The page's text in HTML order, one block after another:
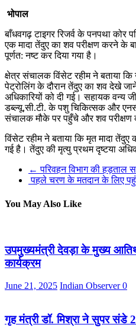
भोपाल
बाँधवगढ़ टाइगर रिजर्व के पनपथा कोर
एक मादा तेंदुए का शव परीक्षण करने
पूर्णत: नष्ट कर दिया गया है।
क्षेत्र संचालक विंसेट रहीम ने बताया कि
पेट्रोलिंग के दौरान तेंदुए का शव देखे
अधिकारियों को दी गई। सहायक वन्य
डब्ल्यू,सी.टी. के पशु चिकित्सक और
संचालक मौके पर पहुँचे और शव परीक्षण
विंसेट रहीम ने बताया कि मृत मादा
गई है। तेंदुए की मृत्यु प्रथम दृष्टया
← परिवहन विभाग की हड़ताल
पहले चरण के मतदान के लिए
You May Also Like
उपमुख्यमंत्री देवड़ा के मुख्य
कार्यक्रम
June 21, 2025 Indian Observer0
गृह मंत्री डॉ. मिश्रा ने सुपर संडे